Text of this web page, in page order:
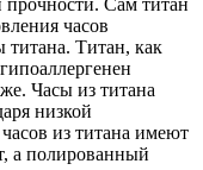
часов
титана. Титан, как
Часы из титана
низкой
из титана имеют
а полированный